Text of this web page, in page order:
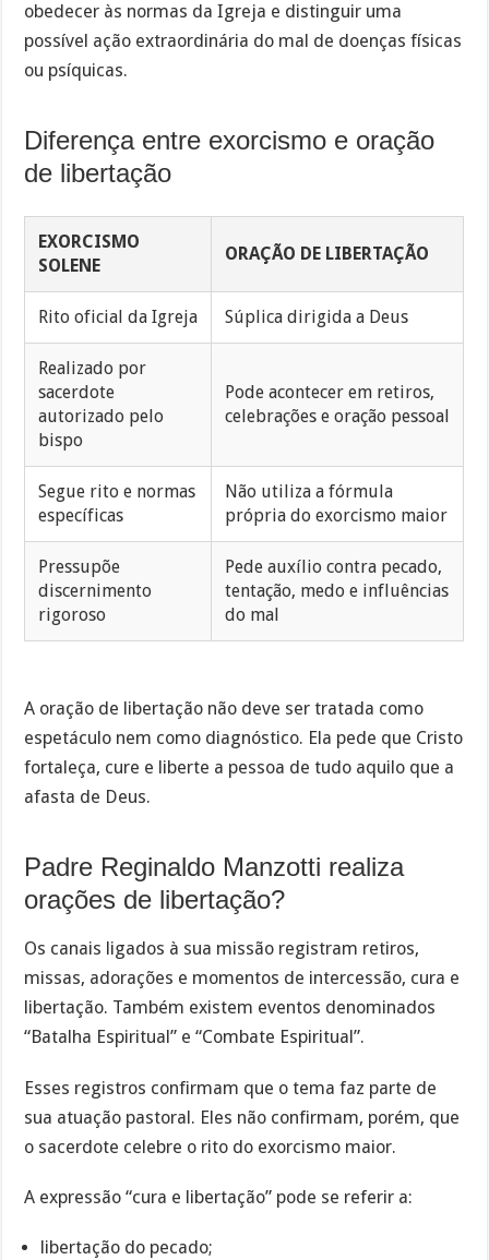
obedecer às normas da Igreja e distinguir uma
possível ação extraordinária do mal de doenças físicas
ou psíquicas.
Diferença entre exorcismo e oração
de libertação
EXORCISMO
SOLENE
ORAÇÃO DE LIBERTAÇÃO
Rito oficial da Igreja Súplica dirigida a Deus
Realizado por
sacerdote
autorizado pelo
bispo
Pode acontecer em retiros,
celebrações e oração pessoal
Segue rito e normas
específicas
Não utiliza a fórmula
própria do exorcismo maior
Pressupõe
discernimento
rigoroso
Pede auxílio contra pecado,
tentação, medo e influências
do mal
A oração de libertação não deve ser tratada como
espetáculo nem como diagnóstico. Ela pede que Cristo
fortaleça, cure e liberte a pessoa de tudo aquilo que a
afasta de Deus.
Padre Reginaldo Manzotti realiza
orações de libertação?
Os canais ligados à sua missão registram retiros,
missas, adorações e momentos de intercessão, cura e
libertação. Também existem eventos denominados
“Batalha Espiritual” e “Combate Espiritual”.
Esses registros confirmam que o tema faz parte de
sua atuação pastoral. Eles não confirmam, porém, que
o sacerdote celebre o rito do exorcismo maior.
A expressão “cura e libertação” pode se referir a:
libertação do pecado;